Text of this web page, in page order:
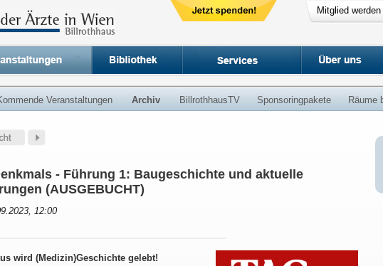
Mitglied werden
Veranstaltungen Archiv BillrothhausTV Sponsoringpakete Räume
- Führung 1: Baugeschichte und aktuelle
(AUSGEBUCHT)
12:00
wird (Medizin)Geschichte gelebt!